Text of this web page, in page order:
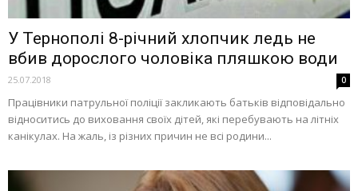
У Тернополі 8-річний хлопчик ледь не
вбив дорослого чоловіка пляшкою води
25.07.2018 0
Працівники патрульної поліції закликають батьків відповідально
відноситись до виховання своїх дітей, які перебувають на літніх
канікулах. На жаль, із різних причин не всі родини...